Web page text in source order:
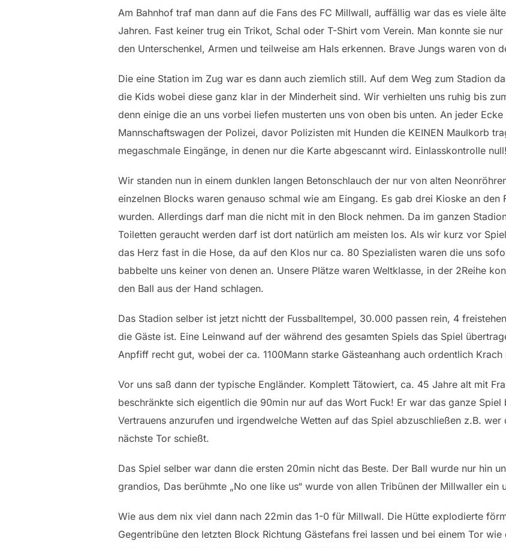
Am Bahnhof traf man dann auf die Fans des FC Millwall, auffällig war das es viele
Jahren. Fast keiner trug ein Trikot, Schal oder T-Shirt vom Verein. Man konnte sie
den Unterschenkel, Armen und teilweise am Hals erkennen. Brave Jungs waren von
Die eine Station im Zug war es dann auch ziemlich still. Auf dem Weg zum Stadion
die Kids wobei diese ganz klar in der Minderheit sind. Wir verhielten uns ruhig bis
denn einige die an uns vorbei liefen musterten uns von oben bis unten. An jeder
Mannschaftswagen der Polizei, davor Polizisten mit Hunden die KEINEN Maulkorb
megaschmale Eingänge, in denen nur die Karte abgescannt wird. Einlasskontrolle
Wir standen nun in einem dunklen langen Betonschlauch der nur von alten
einzelnen Blocks waren genauso schmal wie am Eingang. Es gab drei Kioske an
wurden. Allerdings darf man die nicht mit in den Block nehmen. Da im ganzen
Toiletten geraucht werden darf ist dort natürlich am meisten los. Als wir kurz vor
das Herz fast in die Hose, da auf den Klos nur ca. 80 Spezialisten waren die uns
babbelte uns keiner von denen an. Unsere Plätze waren Weltklasse, in der 2Reihe
den Ball aus der Hand schlagen.
Das Stadion selber ist jetzt nichtt der Fussballtempel, 30.000 passen rein, 4
die Gäste ist. Eine Leinwand auf der während des gesamten Spiels das Spiel
Anpfiff recht gut, wobei der ca. 1100Mann starke Gästeanhang auch ordentlich Krach
Vor uns saß dann der typische Engländer. Komplett Tätowiert, ca. 45 Jahre alt mit
beschränkte sich eigentlich die 90min nur auf das Wort Fuck! Er war das ganze Spiel
Vertrauens anzurufen und irgendwelche Wetten auf das Spiel abzuschließen z.B.
nächste Tor schießt.
Das Spiel selber war dann die ersten 20min nicht das Beste. Der Ball wurde nur hin
grandios, Das berühmte „No one like us“ wurde von allen Tribünen der Millwaller ein
Wie aus dem nix viel dann nach 22min das 1-0 für Millwall. Die Hütte explodierte
Gegentribüne den letzten Block Richtung Gästefans frei lassen und bei einem Tor